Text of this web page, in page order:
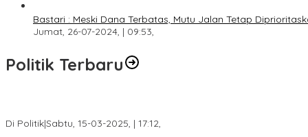
Bastari : Meski Dana Terbatas, Mutu Jalan Tetap
Jumat, 26-07-2024, | 09:53,
Politik Terbaru
Di Politik|Sabtu, 15-03-2025, | 17:12,